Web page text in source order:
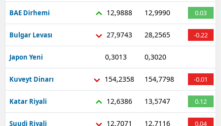
BAE Dirhemi 12,9888 12,9990 0.03
Bulgar Levası 27,9743 28,2565 -0.22
Japon Yeni 0,3013 0,3020
Kuveyt Dinarı 154,2358 154,7798 -0.01
Katar Riyali 12,6386 13,5747 0.12
Suudi Riyali 12,7071 12,7116 0.04